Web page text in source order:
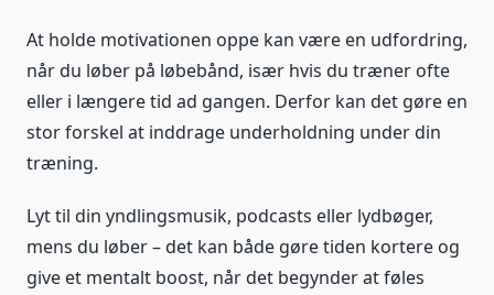
At holde motivationen oppe kan være en udfordring,
når du løber på løbebånd, især hvis du træner ofte
eller i længere tid ad gangen. Derfor kan det gøre en
stor forskel at inddrage underholdning under din
træning.
Lyt til din yndlingsmusik, podcasts eller lydbøger,
mens du løber – det kan både gøre tiden kortere og
give et mentalt boost, når det begynder at føles